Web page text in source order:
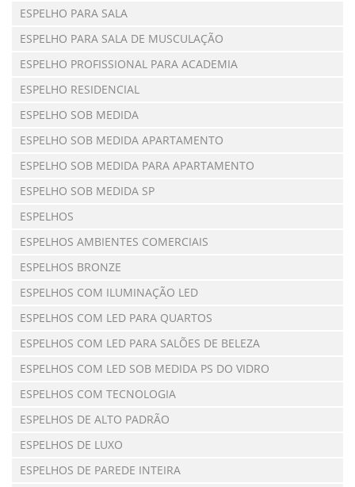
ESPELHO PARA SALA
ESPELHO PARA SALA DE MUSCULAÇÃO
ESPELHO PROFISSIONAL PARA ACADEMIA
ESPELHO RESIDENCIAL
ESPELHO SOB MEDIDA
ESPELHO SOB MEDIDA APARTAMENTO
ESPELHO SOB MEDIDA PARA APARTAMENTO
ESPELHO SOB MEDIDA SP
ESPELHOS
ESPELHOS AMBIENTES COMERCIAIS
ESPELHOS BRONZE
ESPELHOS COM ILUMINAÇÃO LED
ESPELHOS COM LED PARA QUARTOS
ESPELHOS COM LED PARA SALÕES DE BELEZA
ESPELHOS COM LED SOB MEDIDA PS DO VIDRO
ESPELHOS COM TECNOLOGIA
ESPELHOS DE ALTO PADRÃO
ESPELHOS DE LUXO
ESPELHOS DE PAREDE INTEIRA